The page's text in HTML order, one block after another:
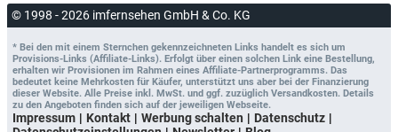
© 1998 - 2026 imfernsehen GmbH & Co. KG
* Bei den mit einem Sternchen gekennzeichneten Links handelt es sich um
Provisions-Links (Affiliate-Links). Erfolgt über einen solchen Link eine Bestellung,
erhalten wir Provisionen im Rahmen eines Affiliate-Partnerprogramms. Das
bedeutet keine Mehrkosten für Käufer, unterstützt uns aber bei der Finanzierung
dieser Website. Alle Preise inkl. MwSt. und ggf. zuzüglich Versandkosten. Details
zu den Angeboten finden sich auf der jeweiligen Webseite.
Impressum Kontakt Werbung schalten
Datenschutz